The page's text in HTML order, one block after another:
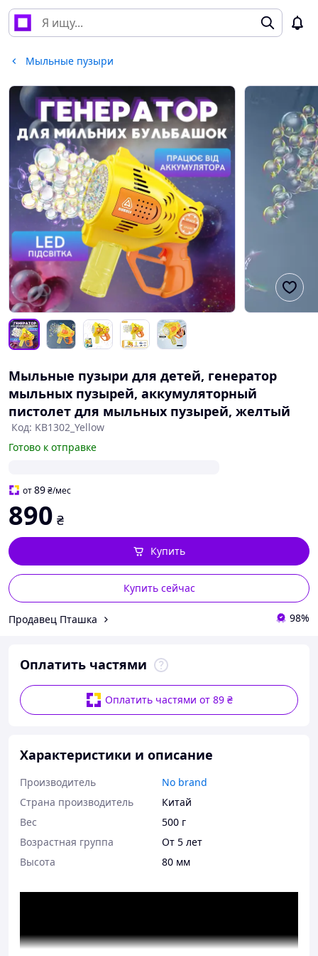
Мыльные пузыри
Мыльные пузыри для детей, генератор
мыльных пузырей, аккумуляторный
пистолет для мыльных пузырей, желтый
Код: KB1302_Yellow
Готово к отправке
от89₴/мес
890 ₴
Купить сейчас
Купить
Продавец Пташка 98%
Оплатить частями
Оплатить частями от 89 ₴
Характеристики и описание
Производитель
No brand
Страна производитель
Китай
Вес
500 г
Возрастная группа
От 5 лет
Высота
80 мм